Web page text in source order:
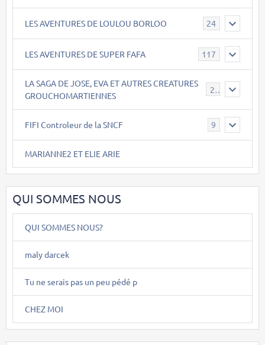
LES AVENTURES DE LOULOU BORLOO 24
LES AVENTURES DE SUPER FAFA 117
LA SAGA DE JOSE, EVA ET AUTRES CREATURES
GROUCHOMARTIENNES
26
FIFI Controleur de la SNCF 9
MARIANNE2 ET ELIE ARIE
QUI SOMMES NOUS
QUI SOMMES NOUS?
maly darcek
Tu ne serais pas un peu pédé p
CHEZ MOI